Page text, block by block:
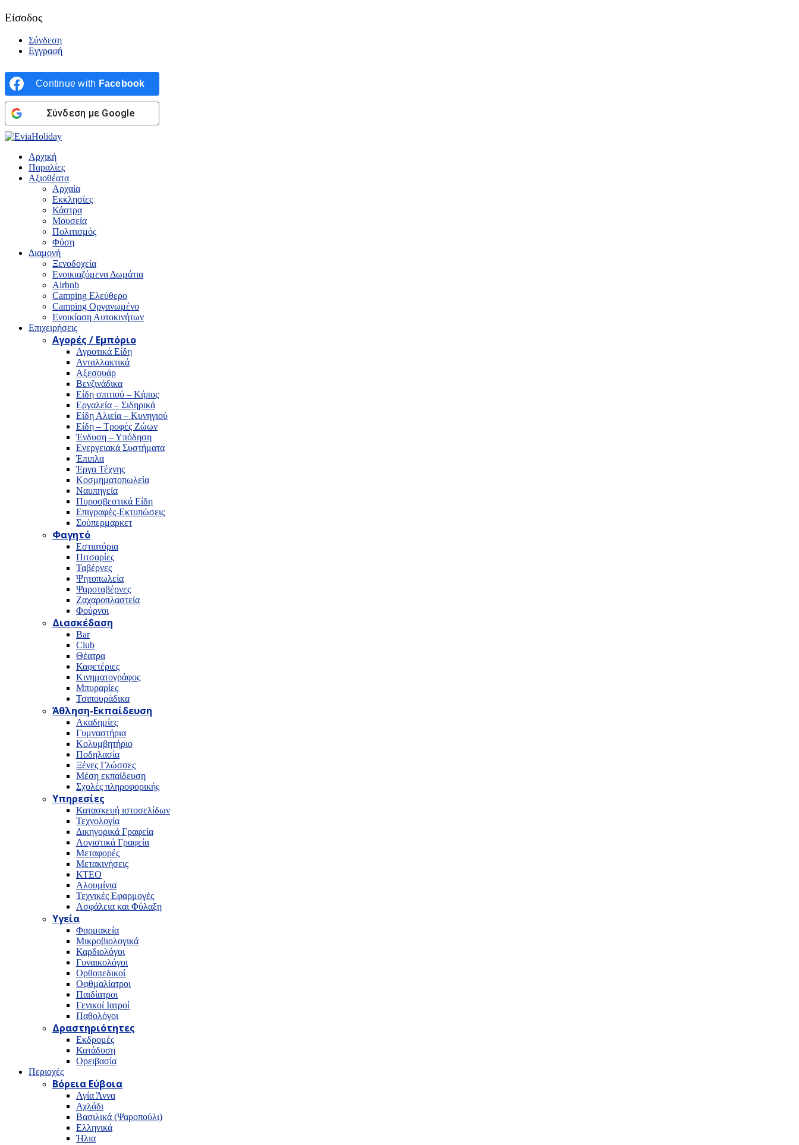
Είσοδος
Σύνδεση
Εγγραφή
Continue with Facebook
Σύνδεση με Google
Αρχική
Παραλίες
Αξιοθέατα
Αρχαία
Εκκλησίες
Κάστρα
Μουσεία
Πολιτισμός
Φύση
Διαμονή
Ξενοδοχεία
Ενοικιαζόμενα Δωμάτια
Airbnb
Camping Ελεύθερο
Camping Οργανωμένο
Ενοικίαση Αυτοκινήτων
Επιχειρήσεις
Αγορές / Εμπόριο
Αγροτικά Είδη
Ανταλλακτικά
Αξεσουάρ
Βενζινάδικα
Είδη σπιτιού – Κήπος
Εργαλεία – Σιδηρικά
Είδη Αλιεία – Κυνηγιού
Είδη – Τροφές Ζώων
Ένδυση – Υπόδηση
Ενεργειακά Συστήματα
Έπιπλα
Έργα Τέχνης
Κοσμηματοπωλεία
Ναυπηγεία
Πυροσβεστικά Είδη
Επιγραφές-Εκτυπώσεις
Σούπερμαρκετ
Φαγητό
Εστιατόρια
Πιτσαρίες
Ταβέρνες
Ψητοπωλεία
Ψαροταβέρνες
Ζαχαροπλαστεία
Φούρνοι
Διασκέδαση
Bar
Club
Θέατρα
Καφετέριες
Κινηματογράφος
Μπυραρίες
Τσιπουράδικα
Άθληση-Εκπαίδευση
Ακαδημίες
Γυμναστήρια
Κολυμβητήριο
Ποδηλασία
Ξένες Γλώσσες
Μέση εκπαίδευση
Σχολές πληροφορικής
Υπηρεσίες
Κατασκευή ιστοσελίδων
Τεχνολογία
Δικηγορικά Γραφεία
Λογιστικά Γραφεία
Μεταφορές
Μετακινήσεις
ΚΤΕΟ
Αλουμίνια
Τεχνικές Εφαρμογές
Ασφάλεια και Φύλαξη
Υγεία
Φαρμακεία
Μικροβιολογικά
Καρδιολόγοι
Γυναικολόγοι
Ορθοπεδικοί
Οφθμαλίατροι
Παιδίατροι
Γενικοί Ιατροί
Παθολόγοι
Δραστηριότητες
Εκδρομές
Κατάδυση
Ορειβασία
Περιοχές
Βόρεια Εύβοια
Αγία Άννα
Αχλάδι
Βασιλικά (Ψαροπούλι)
Ελληνικά
Ήλια